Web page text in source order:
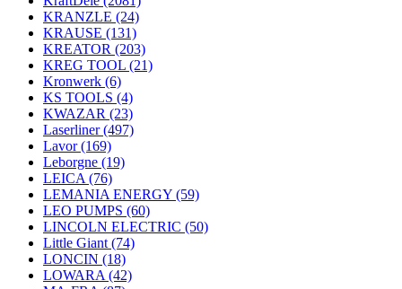
KRANZLE (24)
KRAUSE (131)
KREATOR (203)
KREG TOOL (21)
Kronwerk (6)
KS TOOLS (4)
KWAZAR (23)
Laserliner(497)
Lavor(169)
Leborgne (19)
LEICA (76)
LEMANIA ENERGY (59)
LEO PUMPS (60)
LINCOLN ELECTRIC (50)
Little Giant (74)
LONCIN (18)
LOWARA (42)